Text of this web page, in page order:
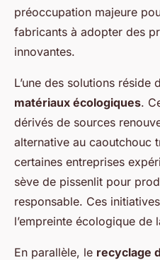
préoccupation majeure
fabricants à adopter des
innovantes.
L’une des solutions réside
matériaux écologiques.
dérivés de sources
alternative au caoutchouc
certaines entreprises
sève de pissenlit pour
responsable. Ces
l’empreinte écologique de
En parallèle, le recyclage